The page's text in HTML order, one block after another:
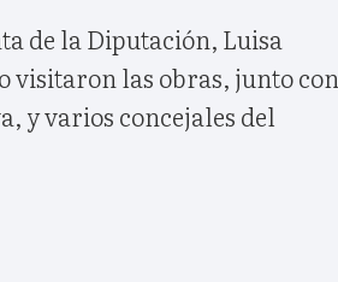
de la Diputación, Luisa
visitaron las obras, junto con
y varios concejales del